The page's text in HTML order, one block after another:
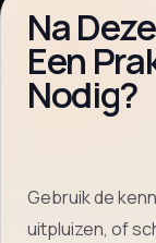
Na
Een
Nodig?
Gebruik de
uitpluizen, of